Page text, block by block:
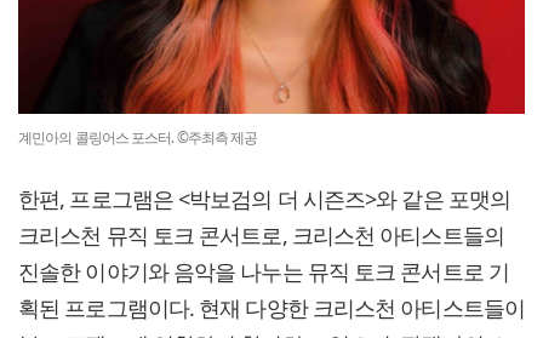
계민아의 콜링어스 포스터. ©주최측 제공
한편, 프로그램은 <박보검의 더 시즌즈>와 같은 포맷의
크리스천 뮤직 토크 콘서트로, 크리스천 아티스트들의
진솔한 이야기와 음악을 나누는 뮤직 토크 콘서트로 기
획된 프로그램이다. 현재 다양한 크리스천 아티스트들이